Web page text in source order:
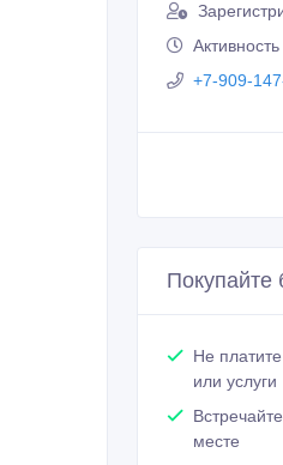
+7-909-
Покупайте
Не
или услуги
месте